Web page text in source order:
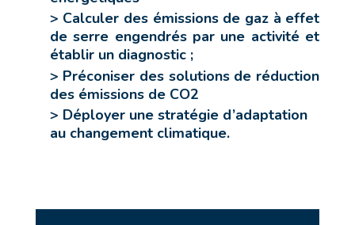
> Calculer des émissions de gaz à effet
de serre engendrés par une activité et
établir un diagnostic ;
> Préconiser des solutions de réduction
des émissions de CO2
> Déployer une stratégie d’adaptation
au changement climatique.